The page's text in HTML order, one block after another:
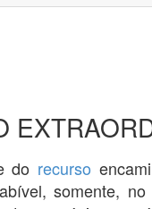
do recurso
somente,